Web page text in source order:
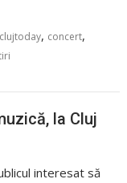
clujtoday, concert,
la Cluj
interesat să